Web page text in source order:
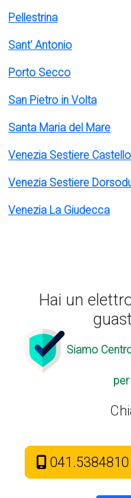
Pellestrina
Sant' Antonio
Porto Secco
San Pietro in Volta
Santa Maria del Mare
Venezia Sestiere Castello
Venezia Sestiere
Venezia La Giudecca
Hai un
Siamo
041.5384810